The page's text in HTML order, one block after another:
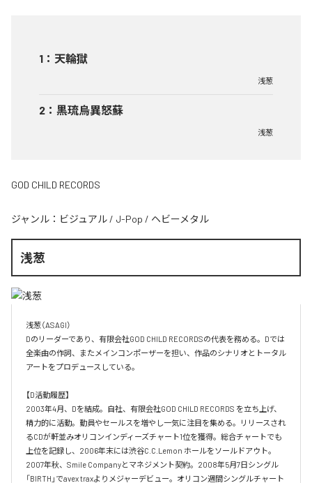
1 ： 天輪獄
浅葱
2 ： 黒琉烏異怒蘇
浅葱
GOD CHILD RECORDS
ジャンル： ビジュアル / J-Pop / ヘビーメタル
浅葱
浅葱（ASAGI）
Dのリーダーであり、有限会社GOD CHILD RECORDSの代表を務める。Dでは
全楽曲の作詞、またメインコンポーザーを担い、作品のシナリオとトータル
アートをプロデュースしている。
【D活動履歴】
2003年4月、Dを結成。自社、有限会社GOD CHILD RECORDS を立ち上げ、
精力的に活動。動員やセールスを増やし一気に注目を集める。リリースされ
るCDが軒並みオリコンインディーズチャート1位を獲得。総合チャートでも
上位を記録し、2006年末には渋谷C.C.Lemon ホールをソールドアウト。
2007年秋、Smile Companyとマネジメント契約。2008年5月7日シングル
「BIRTH」でavex traxよりメジャーデビュー。オリコン週間シングルチャート